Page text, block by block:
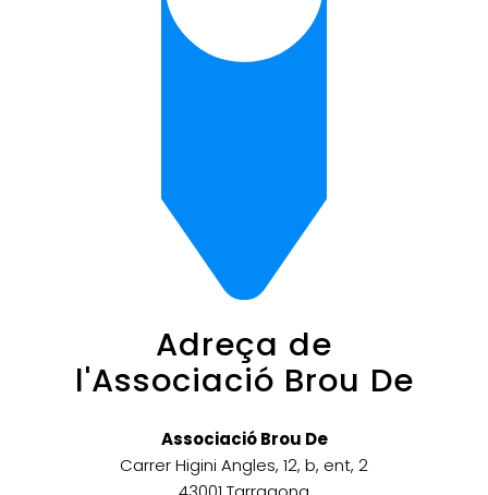
Adreça de
l'Associació Brou De
Associació Brou De
Carrer Higini Angles, 12, b, ent, 2